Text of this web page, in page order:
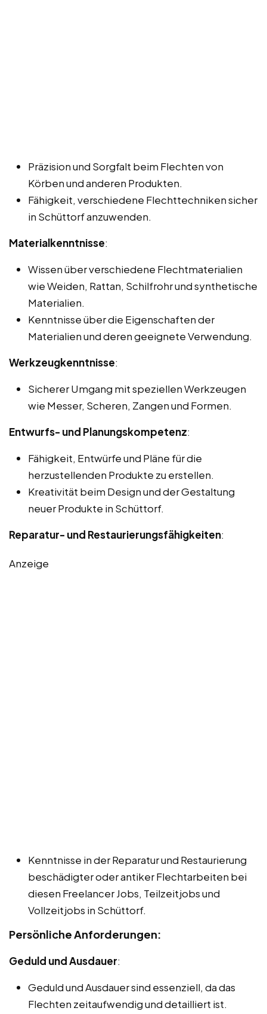
Präzision und Sorgfalt beim Flechten von
Körben und anderen Produkten.
Fähigkeit, verschiedene Flechttechniken sicher
in Schüttorf anzuwenden.
Materialkenntnisse:
Wissen über verschiedene Flechtmaterialien
wie Weiden, Rattan, Schilfrohr und synthetische
Materialien.
Kenntnisse über die Eigenschaften der
Materialien und deren geeignete Verwendung.
Werkzeugkenntnisse:
Sicherer Umgang mit speziellen Werkzeugen
wie Messer, Scheren, Zangen und Formen.
Entwurfs- und Planungskompetenz:
Fähigkeit, Entwürfe und Pläne für die
herzustellenden Produkte zu erstellen.
Kreativität beim Design und der Gestaltung
neuer Produkte in Schüttorf.
Reparatur- und Restaurierungsfähigkeiten:
Anzeige
Kenntnisse in der Reparatur und Restaurierung
beschädigter oder antiker Flechtarbeiten bei
diesen Freelancer Jobs, Teilzeitjobs und
Vollzeitjobs in Schüttorf.
Persönliche Anforderungen:
Geduld und Ausdauer:
Geduld und Ausdauer sind essenziell, da das
Flechten zeitaufwendig und detailliert ist.